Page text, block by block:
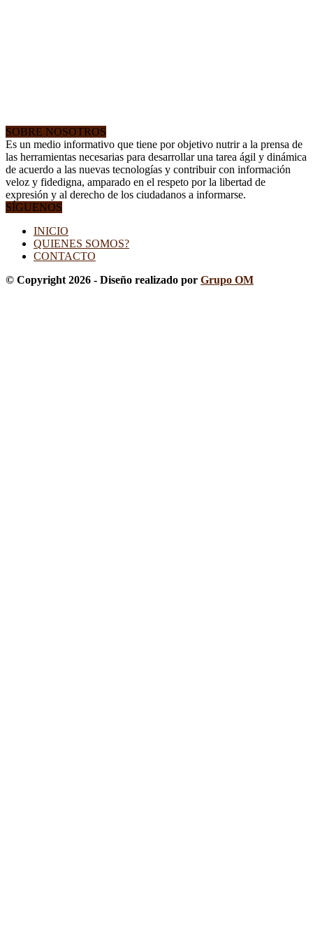
SOBRE NOSOTROS
Es un medio informativo que tiene por objetivo nutrir a la prensa de
las herramientas necesarias para desarrollar una tarea ágil y dinámica
de acuerdo a las nuevas tecnologías y contribuir con información
veloz y fidedigna, amparado en el respeto por la libertad de
expresión y al derecho de los ciudadanos a informarse.
SÍGUENOS
INICIO
QUIENES SOMOS?
CONTACTO
© Copyright 2026 - Diseño realizado por Grupo OM